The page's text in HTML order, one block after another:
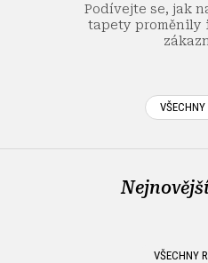
Podívejte se, jak
tapety proměnily
VŠECHNY
VŠECHNY